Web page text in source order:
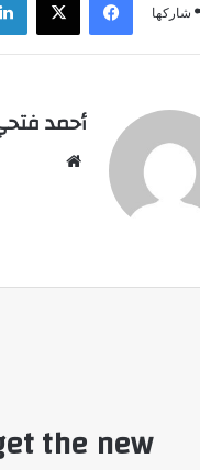
شاركها
أحمد
the new